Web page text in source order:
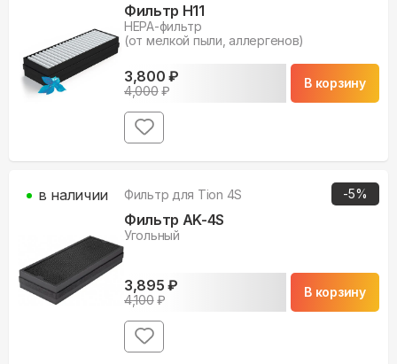
Фильтр H11
НЕРА-фильтр
(от мелкой пыли, аллергенов)
3,800 ₽
4,000₽
В корзину
-5%
Фильтр для Tion 4S
Фильтр AK-4S
Угольный
3,895 ₽
4,100₽
В корзину
в наличии